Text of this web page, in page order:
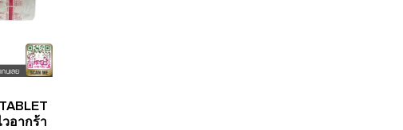
วอากร้า